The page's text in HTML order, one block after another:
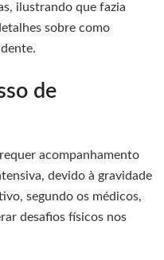
ilustrando que fazia
sobre como
de
requer acompanhamento
devido à gravidade
segundo os médicos,
desafios físicos nos